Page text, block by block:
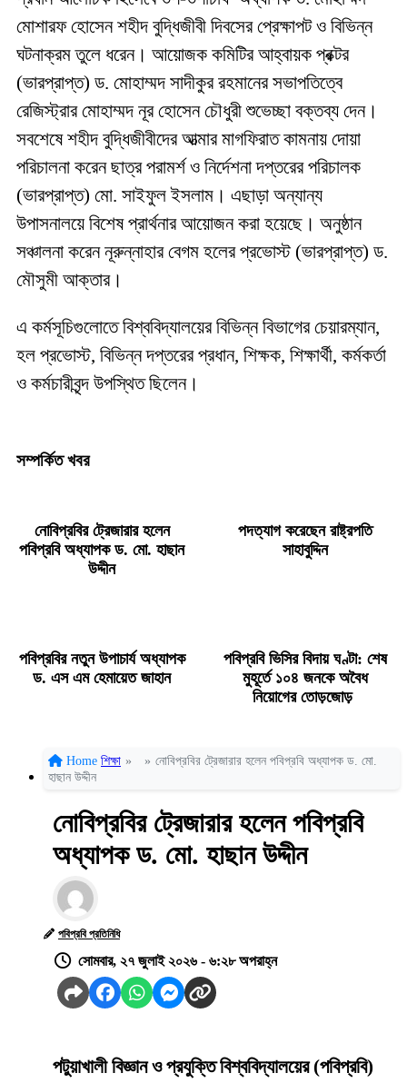
মোশারফ হোসেন শহীদ বুদ্ধিজীবী দিবসের প্রেক্ষাপট ও বিভিন্ন
ঘটনাক্রম তুলে ধরেন। আয়োজক কমিটির আহ্বায়ক প্রক্টর
(ভারপ্রাপ্ত) ড. মোহাম্মদ সাদীকুর রহমানের সভাপতিত্বে
রেজিস্ট্রার মোহাম্মদ নূর হোসেন চৌধুরী শুভেচ্ছা বক্তব্য দেন।
সবশেষে শহীদ বুদ্ধিজীবীদের আত্মার মাগফিরাত কামনায় দোয়া
পরিচালনা করেন ছাত্র পরামর্শ ও নির্দেশনা দপ্তরের পরিচালক
(ভারপ্রাপ্ত) মো. সাইফুল ইসলাম। এছাড়া অন্যান্য
উপাসনালয়ে বিশেষ প্রার্থনার আয়োজন করা হয়েছে। অনুষ্ঠান
সঞ্চালনা করেন নূরুন্নাহার বেগম হলের প্রভোস্ট (ভারপ্রাপ্ত) ড.
মৌসুমী আক্তার।
এ কর্মসূচিগুলোতে বিশ্ববিদ্যালয়ের বিভিন্ন বিভাগের চেয়ারম্যান,
হল প্রভোস্ট, বিভিন্ন দপ্তরের প্রধান, শিক্ষক, শিক্ষার্থী, কর্মকর্তা
ও কর্মচারীবৃন্দ উপস্থিত ছিলেন।
সম্পর্কিত খবর
নোবিপ্রবির ট্রেজারার হলেন
পবিপ্রবি অধ্যাপক ড. মো. হাছান
উদ্দীন
পদত্যাগ করেছেন রাষ্ট্রপতি
সাহাবুদ্দিন
পবিপ্রবির নতুন উপাচার্য অধ্যাপক
ড. এস এম হেমায়েত জাহান
পবিপ্রবি ভিসির বিদায় ঘণ্টা: শেষ
মুহূর্তে ১০৪ জনকে অবৈধ
নিয়োগের তোড়জোড়
Home শিক্ষা » » নোবিপ্রবির ট্রেজারার হলেন পবিপ্রবি অধ্যাপক ড. মো.
হাছান উদ্দীন
নোবিপ্রবির ট্রেজারার হলেন পবিপ্রবি
অধ্যাপক ড. মো. হাছান উদ্দীন
পবিপ্রবি প্রতিনিধি
সোমবার, ২৭ জুলাই ২০২৬ - ৬:২৮ অপরাহ্ন
পটুয়াখালী বিজ্ঞান ও প্রযুক্তি বিশ্ববিদ্যালয়ের (পবিপ্রবি)